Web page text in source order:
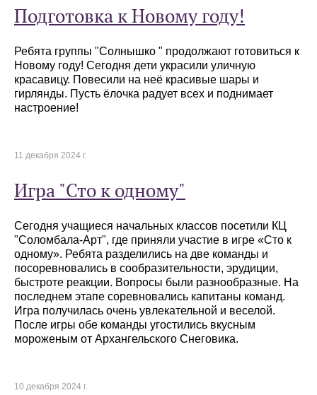
Подготовка к Новому году!
Ребята группы "Солнышко " продолжают готовиться к
Новому году! Сегодня дети украсили уличную
красавицу. Повесили на неё красивые шары и
гирлянды. Пусть ёлочка радует всех и поднимает
настроение!
11 декабря 2024 г.
Игра "Сто к одному"
Сегодня учащиеся начальных классов посетили КЦ
"Соломбала-Арт", где приняли участие в игре «Сто к
одному». Ребята разделились на две команды и
посоревновались в сообразительности, эрудиции,
быстроте реакции. Вопросы были разнообразные. На
последнем этапе соревновались капитаны команд.
Игра получилась очень увлекательной и веселой.
После игры обе команды угостились вкусным
мороженым от Архангельского Снеговика.
10 декабря 2024 г.